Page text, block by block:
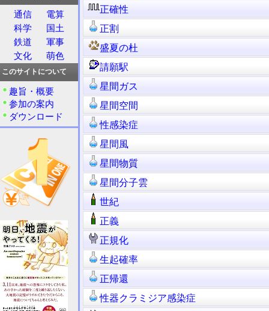
正確性
正割
盛夏の杜
請願駅
星間ガス
星間空間
性感染症
星間風
星間物質
星間分子雲
世紀
正義
正規化
生起確率
正帰還
性器クラミジア感染症
通信
電算
科学
国土
鉄道
軍事
文化
萌色
このサイトについて
趣旨・概要
参加の案内
ダウンロード